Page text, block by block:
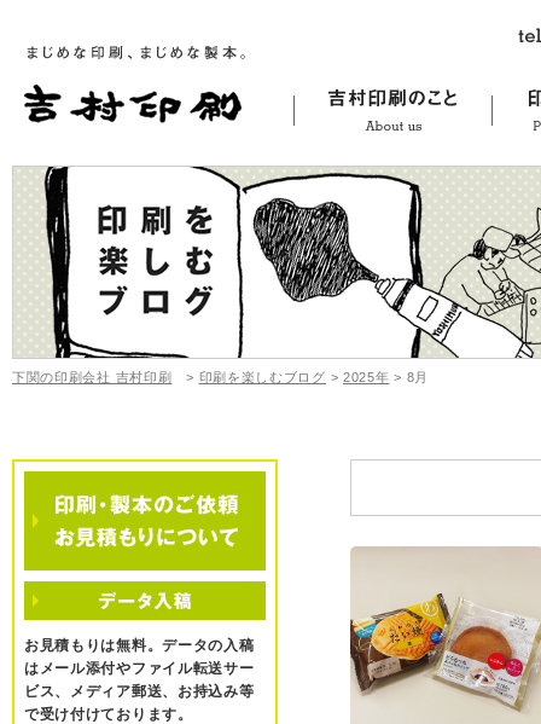
下関の印刷会社 吉村印刷 > 印刷を楽しむブログ > 2025年 > 8月
お見積もりは無料。データの入稿
はメール添付やファイル転送サー
ビス、メディア郵送、お持込み等
で受け付けております。